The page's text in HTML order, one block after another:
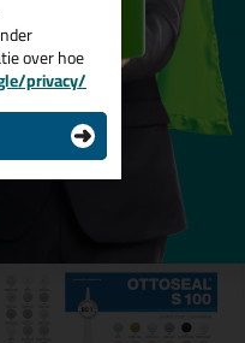
Lees alles over dit product >
over hoe
privacy/